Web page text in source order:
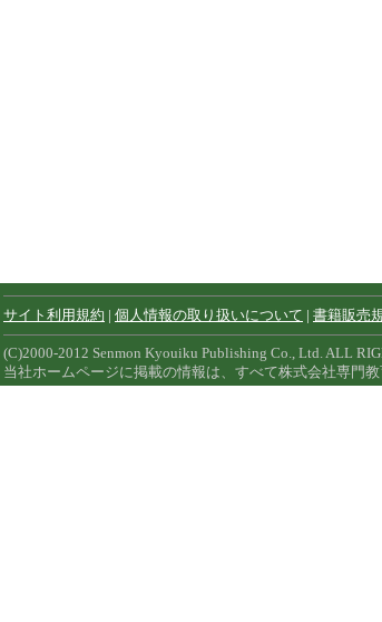
サイト利用規約 | 個人情報の取り扱いについて | 書籍販売
(C)2000-2012 Senmon Kyouiku Publishing Co., Ltd. ALL
当社ホームページに掲載の情報は、すべて株式会社専門